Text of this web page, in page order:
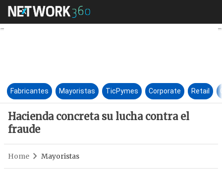
Hacienda concreta su lucha
Fabricantes Mayoristas TicPymes Corporate Retail
Hacienda concreta su lucha contra el
fraude
Home Mayoristas